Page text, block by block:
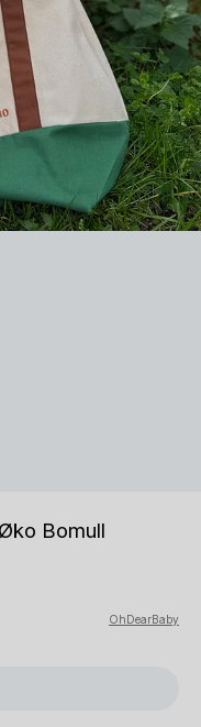
Bomull
OhDearBaby